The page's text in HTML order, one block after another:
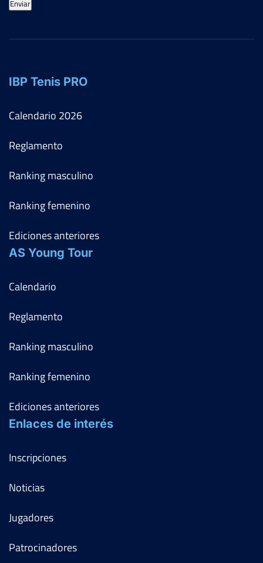
Enviar
IBP Tenis PRO
Calendario 2026
Reglamento
Ranking masculino
Ranking femenino
Ediciones anteriores
AS Young Tour
Calendario
Reglamento
Ranking masculino
Ranking femenino
Ediciones anteriores
Enlaces de interés
Inscripciones
Noticias
Jugadores
Patrocinadores